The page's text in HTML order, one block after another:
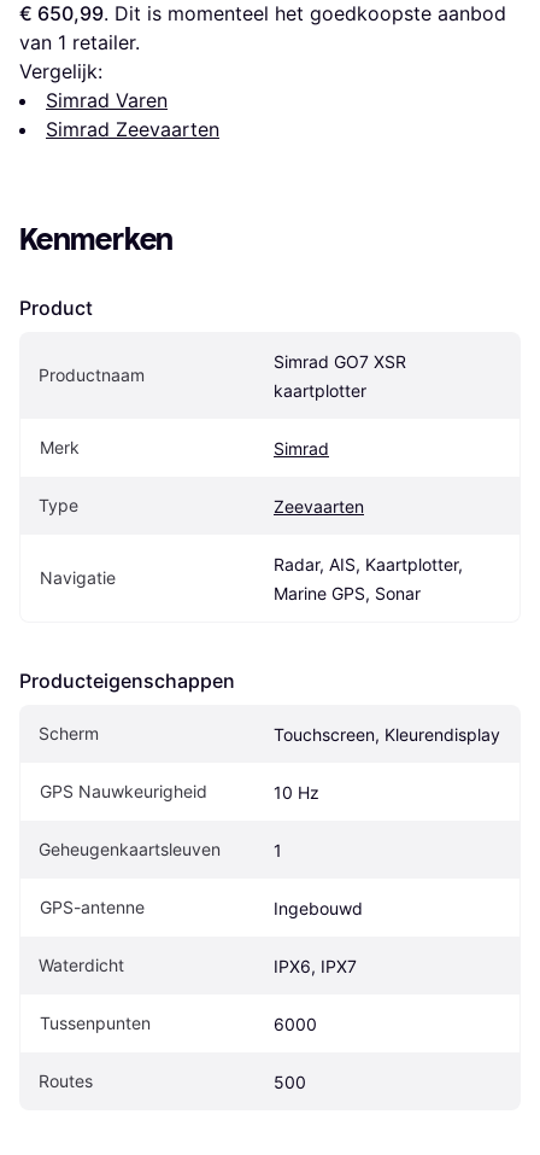
€ 650,99. Dit is momenteel het goedkoopste aanbod
van 1 retailer.
Vergelijk:
Simrad Varen
Simrad Zeevaarten
Kenmerken
Product
Productnaam
Simrad GO7 XSR
kaartplotter
Merk Simrad
Type Zeevaarten
Navigatie
Radar, AIS, Kaartplotter,
Marine GPS, Sonar
Producteigenschappen
Scherm Touchscreen, Kleurendisplay
GPS Nauwkeurigheid 10 Hz
Geheugenkaartsleuven 1
GPS-antenne Ingebouwd
Waterdicht IPX6, IPX7
Tussenpunten 6000
Routes 500